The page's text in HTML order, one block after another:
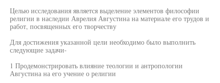
Целью исследования является выделение элементов философии
религии в наследии Аврелия Августина на материале его трудов и
работ, посвященных его творчеству
Для достижения указанной цели необходимо было выполнить
следующие задачи-
1 Продемонстрировать влияние теологии и антропологии
Августина на его учение о религии